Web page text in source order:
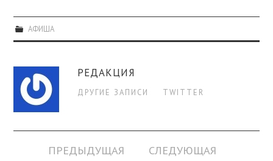
АФИША
РЕДАКЦИЯ
ДРУГИЕ ЗАПИСИ TWITTER
Навигация
ПРЕДЫДУЩАЯ
СЛЕДУЮЩАЯ